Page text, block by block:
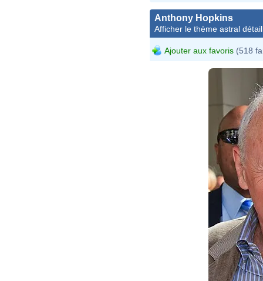
Anthony Hopkins
Afficher le thème astral
Ajouter aux favoris (518